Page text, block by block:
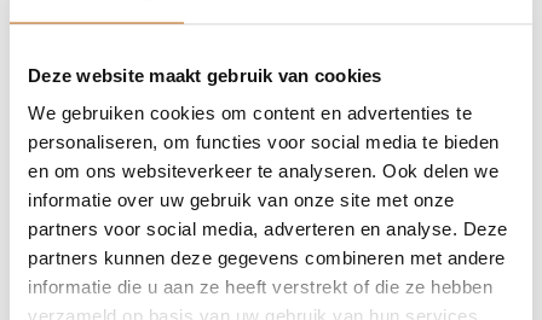
Deze website maakt gebruik van cookies
We gebruiken cookies om content en advertenties te
personaliseren, om functies voor social media te bieden
en om ons websiteverkeer te analyseren. Ook delen we
informatie over uw gebruik van onze site met onze
partners voor social media, adverteren en analyse. Deze
partners kunnen deze gegevens combineren met andere
informatie die u aan ze heeft verstrekt of die ze hebben
verzameld op basis van uw gebruik van hun services.
TUINHUIS VAN HOUT